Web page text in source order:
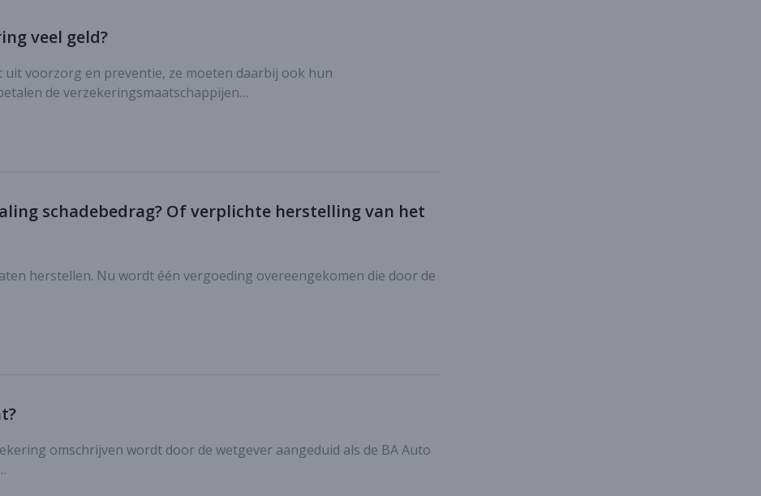
veel geld?
voorzorg en preventie, ze moeten daarbij ook hun
de verzekeringsmaatschappijen…
schadebedrag? Of verplichte herstelling van het
herstellen. Nu wordt één vergoeding overeengekomen die door de
omschrijven wordt door de wetgever aangeduid als de BA Auto